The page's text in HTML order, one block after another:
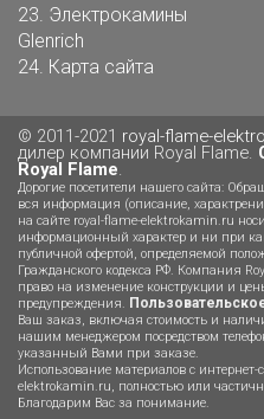
23. Электрокамины
Glenrich
24. Карта сайта
© 2011-2021 royal-flame-
дилер компании Royal Flame.
Royal Flame.
Дорогие посетители нашего сайта:
вся информация (описание,
на сайте royal-flame-elektrokamin.ru
информационный характер и ни при
публичной офертой, определяемой
Гражданского кодекса РФ. Компания
право на изменение конструкции и
предупреждения.
Ваш заказ, включая стоимость и
нашим менеджером посредством
указанный Вами при заказе.
Использование материалов с интернет-
elektrokamin.ru, полностью или
Благодарим Вас за понимание.